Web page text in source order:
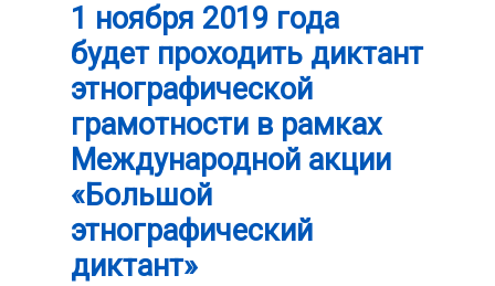
1 ноября 2019 года
будет проходить диктант
этнографической
грамотности в рамках
Международной акции
«Большой
этнографический
диктант»